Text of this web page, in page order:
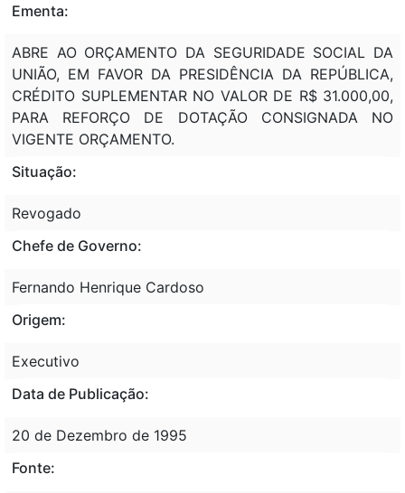
Ementa:
ABRE AO ORÇAMENTO DA SEGURIDADE SOCIAL DA
UNIÃO, EM FAVOR DA PRESIDÊNCIA DA REPÚBLICA,
CRÉDITO SUPLEMENTAR NO VALOR DE R$ 31.000,00,
PARA REFORÇO DE DOTAÇÃO CONSIGNADA NO
VIGENTE ORÇAMENTO.
Situação:
Revogado
Chefe de Governo:
Fernando Henrique Cardoso
Origem:
Executivo
Data de Publicação:
20 de Dezembro de 1995
Fonte: